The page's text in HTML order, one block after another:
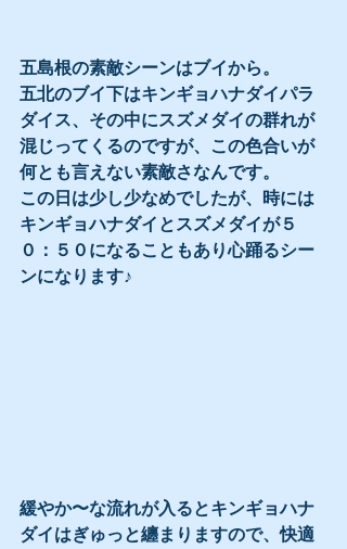
五島根の素敵シーンはブイから。
五北のブイ下はキンギョハナダイパラ
ダイス、その中にスズメダイの群れが
混じってくるのですが、この色合いが
何とも言えない素敵さなんです。
この日は少し少なめでしたが、時には
キンギョハナダイとスズメダイが５
０：５０になることもあり心踊るシー
ンになります♪
緩やか〜な流れが入るとキンギョハナ
ダイはぎゅっと纏まりますので、快適